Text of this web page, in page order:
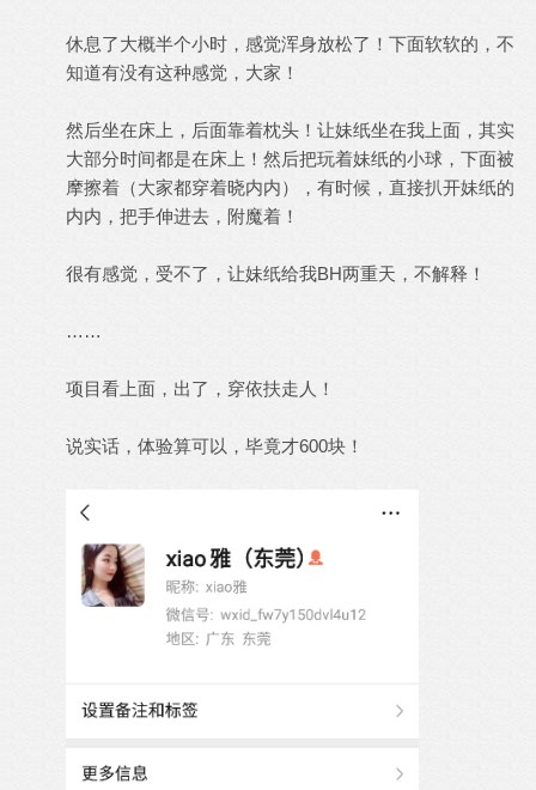
休息了大概半个小时，感觉浑身放松了！下面软软的，不
知道有没有这种感觉，大家！
然后坐在床上，后面靠着枕头！让妹纸坐在我上面，其实
大部分时间都是在床上！然后把玩着妹纸的小球，下面被
摩擦着（大家都穿着晓内内），有时候，直接扒开妹纸的
内内，把手伸进去，附魔着！
很有感觉，受不了，让妹纸给我BH两重天，不解释！
……
项目看上面，出了，穿依扶走人！
说实话，体验算可以，毕竟才600块！